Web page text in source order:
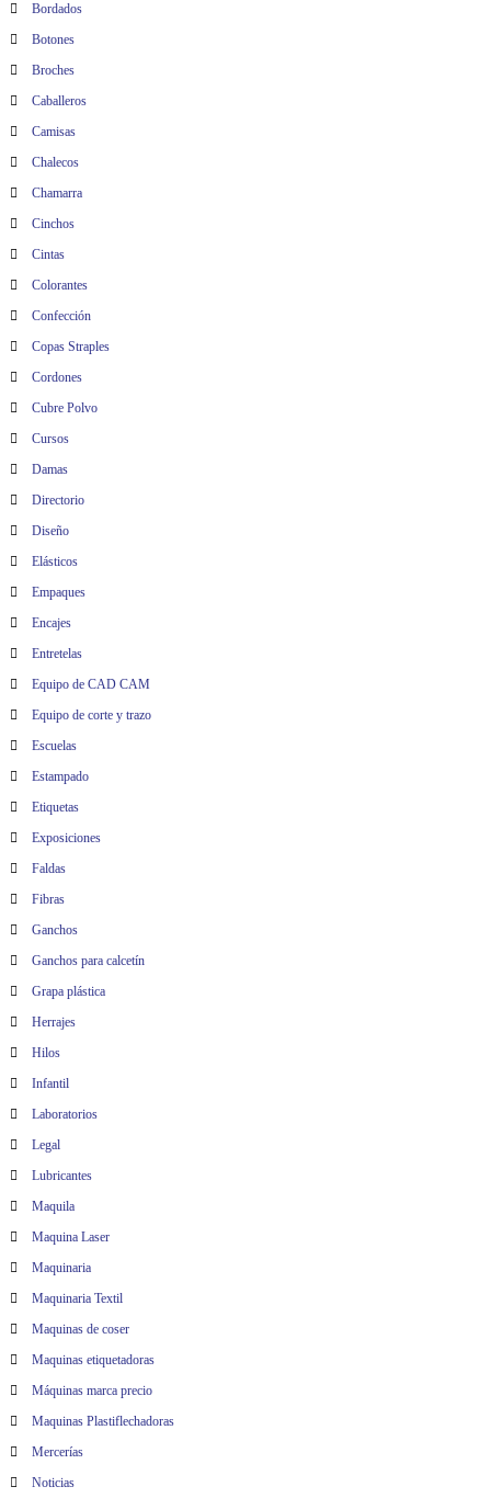
Bordados
Botones
Broches
Caballeros
Camisas
Chalecos
Chamarra
Cinchos
Cintas
Colorantes
Confección
Copas Straples
Cordones
Cubre Polvo
Cursos
Damas
Directorio
Diseño
Elásticos
Empaques
Encajes
Entretelas
Equipo de CAD CAM
Equipo de corte y trazo
Escuelas
Estampado
Etiquetas
Exposiciones
Faldas
Fibras
Ganchos
Ganchos para calcetín
Grapa plástica
Herrajes
Hilos
Infantil
Laboratorios
Legal
Lubricantes
Maquila
Maquina Laser
Maquinaria
Maquinaria Textil
Maquinas de coser
Maquinas etiquetadoras
Máquinas marca precio
Maquinas Plastiflechadoras
Mercerías
Noticias